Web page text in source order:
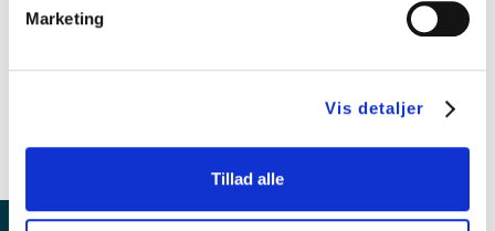
Marketing
Vis detaljer
Tillad alle
Salgs- og leveringsbetingelser